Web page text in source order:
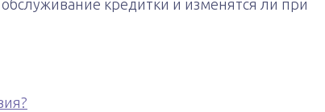
кредитки и изменятся ли при